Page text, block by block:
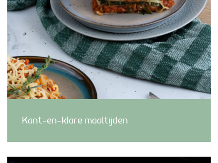
Kant-en-klare maaltijden